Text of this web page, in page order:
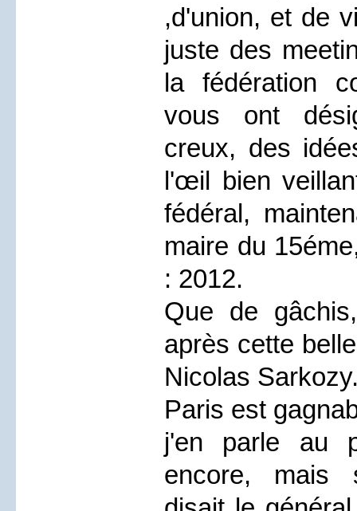
,d'union, et de
juste des
la fédération
vous ont
creux, des
l'œil bien
fédéral,
maire du
: 2012.
Que de
après cette
Nicolas
Paris est
j'en parle au
encore, mais